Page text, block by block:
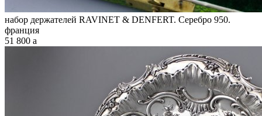
набор держателей RAVINET & DENFERT. Серебро 950.
франция
51 800 a